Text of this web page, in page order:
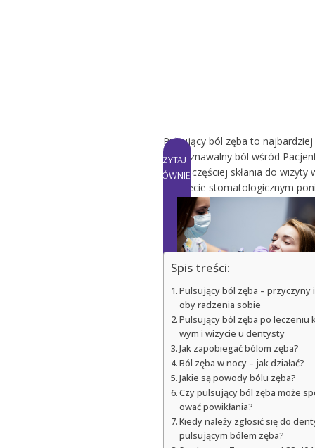
Pulsujący ból zęba to najbardziej
rozpoznawalny ból wśród
on najczęściej skłania do wizyty
gabinecie stomatologicznym
on daje funkcjonować w ciągu
często również zaburza nie
spać w nocy.
Spis treści:
Pulsujący ból zęba – przyczyny
oby radzenia sobie
Pulsujący ból zęba po leczeniu
wym i wizycie u dentysty
Jak zapobiegać bólom zęba?
Ból zęba w nocy – jak działać?
Jakie są powody bólu zęba?
Czy pulsujący ból zęba może
ować powikłania?
Kiedy należy zgłosić się do
pulsującym bólem zęba?
CZYTAJ
RÓWNIEŻ:
Znieczulenie u dentysty – ile
wa, jak działa i czy mogą
ąpić skutki uboczne?